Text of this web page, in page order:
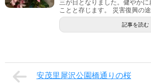
三が日となりました。健やか
ことと存じます。 災害復興の途
記事を読む
安茂里犀沢公園橋通りの桜